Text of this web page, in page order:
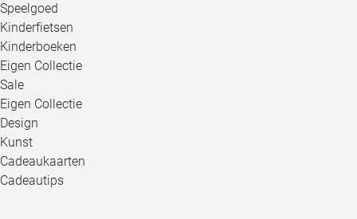
Speelgoed
Kinderfietsen
Kinderboeken
Eigen Collectie
Sale
Eigen Collectie
Design
Kunst
Cadeaukaarten
Cadeautips